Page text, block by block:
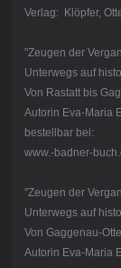
Verlag: Klöpfer,
"Zeugen der
Unterwegs auf
Von Rastatt bis
Autorin Eva-Maria
bestellbar bei:
www.-badner-
"Zeugen der
Unterwegs auf
Von Gaggenau-
Autorin Eva-Maria